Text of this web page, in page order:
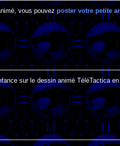
vous pouvez poster votre petite
sur le dessin animé TéléTactica